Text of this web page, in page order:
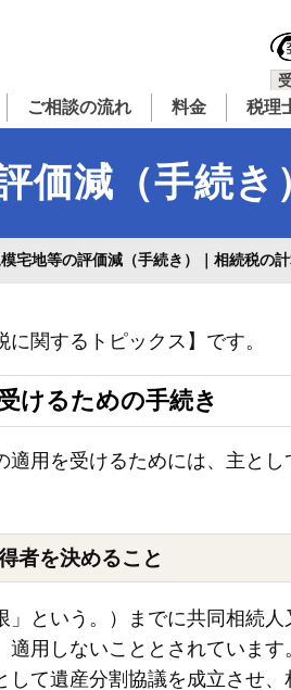
ご相談の流れ 料金 税理
価減（手続き
宅地等の評価減（手続き）｜相続税の
関するトピックス】です。
けるための手続き
用を受けるためには、主とし
者を決めること
という。）までに共同相続人
用しないこととされています
して遺産分割協議を成立させ、